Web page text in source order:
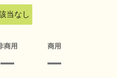
当なし
商用 商用